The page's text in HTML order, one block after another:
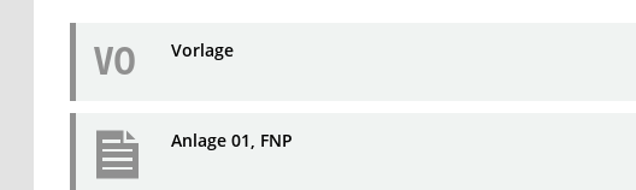
VO Vorlage
Anlage 01, FNP